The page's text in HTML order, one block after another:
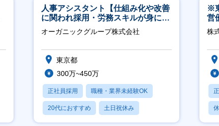
人事アシスタント【仕組み化や改善
に関われ採用・労務スキルが身につ
く環境／年商120億円超の事業会
社】
オーガニックグループ株式会社
東京都
300万~450万
正社員採用 職種・業界未経験OK
20代におすすめ 土日祝休み
※
営
有
株